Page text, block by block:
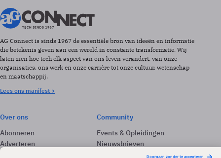
AG Connect is sinds 1967 de essentiële bron van ideeën en informatie
die betekenis geven aan een wereld in constante transformatie. Wij
laten zien hoe tech elk aspect van ons leven verandert, van onze
organisaties, ons werk en onze carrière tot onze cultuur, wetenschap
en maatschappij.
Lees ons manifest >
Over ons
Abonneren
Adverteren
Community
Events & Opleidingen
Nieuwsbrieven